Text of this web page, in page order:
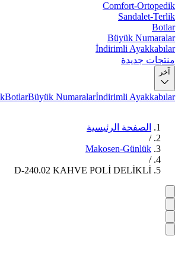
Comfort-Ortopedik
Sandalet-Terlik
Botlar
Büyük Numaralar
İndirimli Ayakkabılar
منتجات جديدة
آخر
BotlarBüyük Numaralarİndirimli Ayakkabılar
الصفحة الرئيسية
/
Makosen-Günlük
/
D-240.02 KAHVE POLİ DELİKLİ